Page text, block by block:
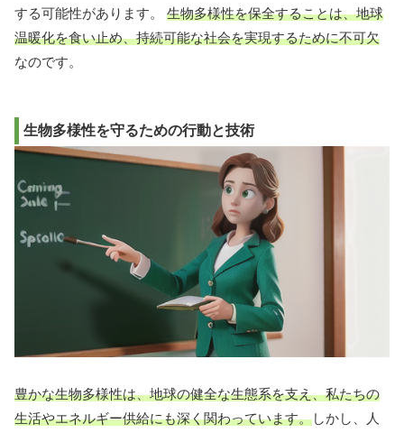
する可能性があります。 生物多様性を保全することは、地球
温暖化を食い止め、持続可能な社会を実現するために不可欠
なのです。
生物多様性を守るための行動と技術
豊かな生物多様性は、地球の健全な生態系を支え、私たちの
生活やエネルギー供給にも深く関わっています。しかし、人